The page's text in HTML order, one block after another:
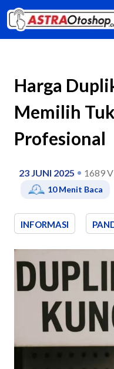
Harga
Memilih
Profesional
23 JUNI 2025 1689
10Menit Baca
INFORMASI